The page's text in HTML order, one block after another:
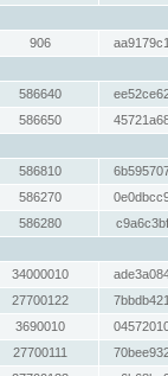
906
586640
586650
586810
586270
586280
34000010
27700122
3690010
27700111